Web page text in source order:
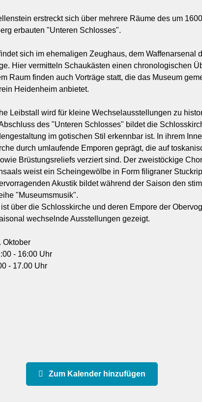
erstreckt sich über mehrere Räume des um
erbauten "Unteren Schlosses".
sich im ehemaligen Zeughaus, dem Waffenarsenal
Hier vermitteln Schaukästen einen chronologischen
Raum finden auch Vorträge statt, die das Museum
Heidenheim anbietet.
Leibstall wird für kleine Wechselausstellungen zu
des "Unteren Schlosses" bildet die
im gotischen Stil erkennbar ist. In ihrem
durch umlaufende Emporen geprägt, die auf
Brüstungsreliefs verziert sind. Der zweistöckige
weist ein Scheingewölbe in Form filigraner
Akustik bildet während der Saison den
"Museumsmusik".
über die Schlosskirche und deren Empore der
wechselnde Ausstellungen gezeigt.
Oktober
- 16:00 Uhr
- 17.00 Uhr
Zum Kalender hinzufügen